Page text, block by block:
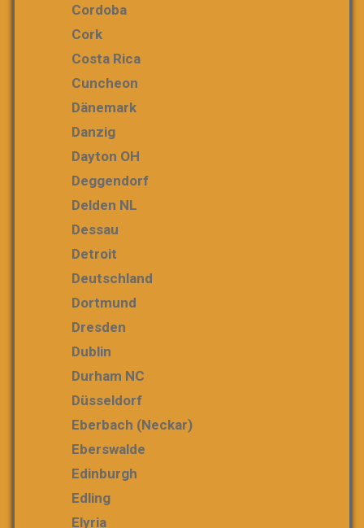
Cordoba
Cork
Costa Rica
Cuncheon
Dänemark
Danzig
Dayton OH
Deggendorf
Delden NL
Dessau
Detroit
Deutschland
Dortmund
Dresden
Dublin
Durham NC
Düsseldorf
Eberbach (Neckar)
Eberswalde
Edinburgh
Edling
Elyria